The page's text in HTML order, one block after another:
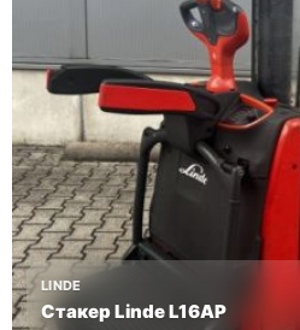
LINDE
Стакер Linde L16AP